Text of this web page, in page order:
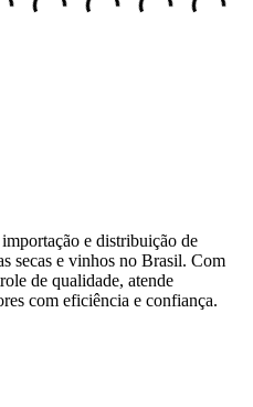
e distribuição de
secas e vinhos no Brasil. Com
de qualidade, atende
com eficiência e confiança.